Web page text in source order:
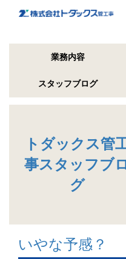
業務内容
スタッフブログ
トダックス管
事スタッフブ
グ
いやな予感？